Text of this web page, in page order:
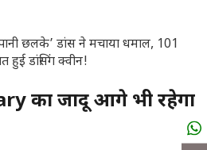
का जादू आगे भी रहेगा